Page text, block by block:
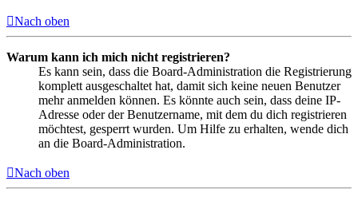
Nach oben
Warum kann ich mich nicht registrieren?
Es kann sein, dass die Board-Administration die Registrierung
komplett ausgeschaltet hat, damit sich keine neuen Benutzer
mehr anmelden können. Es könnte auch sein, dass deine IP-
Adresse oder der Benutzername, mit dem du dich registrieren
möchtest, gesperrt wurden. Um Hilfe zu erhalten, wende dich
an die Board-Administration.
Nach oben